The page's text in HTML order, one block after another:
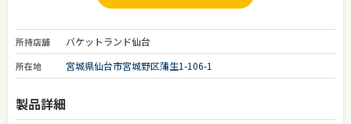
所持店舗 バケットランド仙台
所在地 宮城県仙台市宮城野区蒲生1-106-1
製品詳細